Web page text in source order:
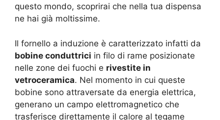
questo mondo, scoprirai che nella tua dispensa
ne hai già moltissime.
Il fornello a induzione è caratterizzato infatti da
bobine conduttrici in filo di rame posizionate
nelle zone dei fuochi e rivestite in
vetroceramica. Nel momento in cui queste
bobine sono attraversate da energia elettrica,
generano un campo elettromagnetico che
trasferisce direttamente il calore al tegame